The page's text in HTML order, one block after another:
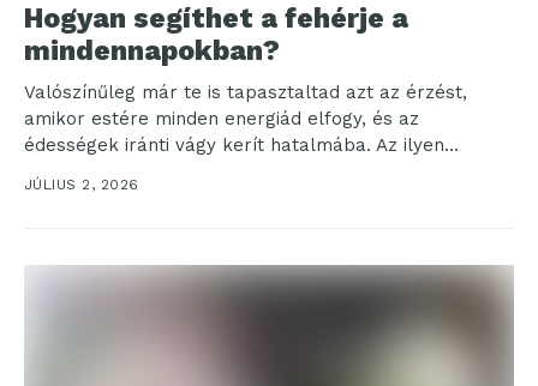
Hogyan segíthet a fehérje a
mindennapokban?
Valószínűleg már te is tapasztaltad azt az érzést,
amikor estére minden energiád elfogy, és az
édességek iránti vágy kerít hatalmába. Az ilyen
esetekben...
JÚLIUS 2, 2026